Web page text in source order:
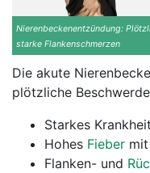
Nierenbeckenentzündung:
starke Flankenschmerzen
Die akute
plötzliche
Starkes
Hohes Fieber
Flanken- und